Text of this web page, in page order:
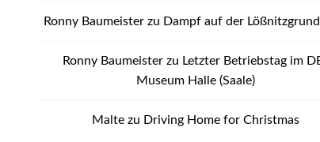
Ronny Baumeister zu Dampf auf der
Ronny Baumeister zu Letzter Betriebstag im
Museum Halle (Saale)
Malte zu Driving Home for Christmas